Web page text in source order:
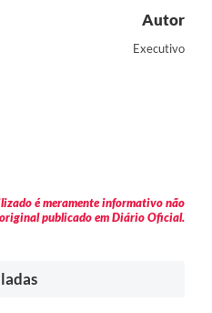
Autor
Executivo
é meramente informativo não
publicado em Diário Oficial.